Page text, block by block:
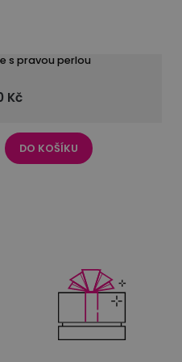
s pravou perlou
Kč
DO KOŠÍKU